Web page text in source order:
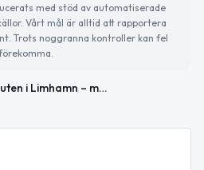
med stöd av automatiserade
Vårt mål är alltid att rapportera
Trots noggranna kontroller kan fel
Man beskjuten i Limhamn – misstänkt gripen för försök till mord